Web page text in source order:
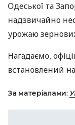
Одеської та
надзвичайно
урожаю
Нагадаємо,
встановлений
За матеріалами: